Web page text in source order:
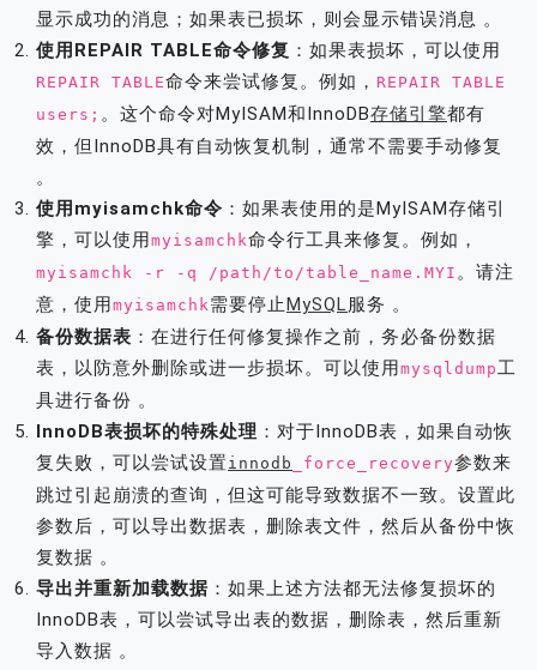
显示成功的消息；如果表已损坏，则会显示错误消息 。
使用REPAIR TABLE命令修复 ：如果表损坏，可以使用
REPAIR TABLE命令来尝试修复。例如， REPAIR TABLE
users; 。这个命令对MyISAM和InnoDB存储引擎都有
效，但InnoDB具有自动恢复机制，通常不需要手动修复
。
使用myisamchk命令 ：如果表使用的是MyISAM存储引
擎，可以使用myisamchk命令行工具来修复。例如，
myisamchk -r -q /path/to/table_name.MYI 。请注
意，使用myisamchk需要停止MySQL服务 。
备份数据表 ：在进行任何修复操作之前，务必备份数据
表，以防意外删除或进一步损坏。可以使用mysqldump工
具进行备份 。
InnoDB表损坏的特殊处理 ：对于InnoDB表，如果自动恢
复失败，可以尝试设置 innodb _force_recovery参数来
跳过引起崩溃的查询，但这可能导致数据不一致。设置此
参数后，可以导出数据表，删除表文件，然后从备份中恢
复数据 。
导出并重新加载数据 ：如果上述方法都无法修复损坏的
InnoDB表，可以尝试导出表的数据，删除表，然后重新
导入数据 。